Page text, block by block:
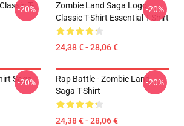
T-
-20%
Zombie Land Saga Logo
Classic T-Shirt Essential T-Shirt
24,38 € - 28,06 €
-20%
Saga
-20%
Rap Battle - Zombie Land
Saga T-Shirt
24,38 € - 28,06 €
-20%